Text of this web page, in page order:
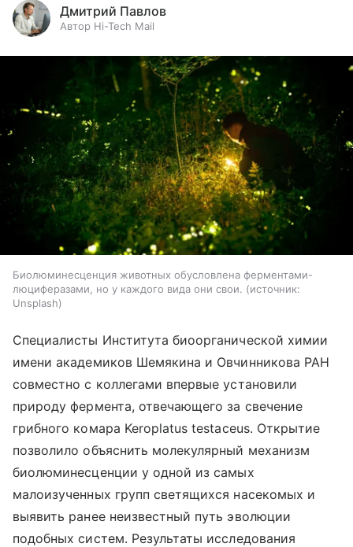
Дмитрий Павлов
Автор Hi-Tech Mail
Биолюминесценция животных обусловлена ферментами-
люциферазами, но у каждого вида они свои.
источник:
Unsplash
Специалисты Института биоорганической химии
имени академиков Шемякина и Овчинникова РАН
совместно с коллегами впервые установили
природу фермента, отвечающего за свечение
грибного комара Keroplatus testaceus. Открытие
позволило объяснить молекулярный механизм
биолюминесценции у одной из самых
малоизученных групп светящихся насекомых и
выявить ранее неизвестный путь эволюции
подобных систем. Результаты исследования